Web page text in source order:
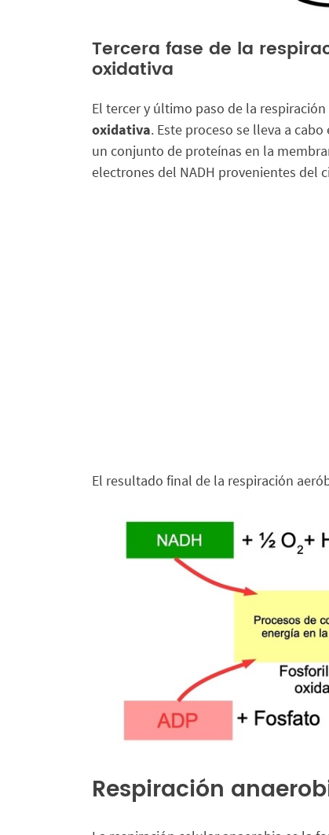
Tercera fase de la
oxidativa
El tercer y último paso de la
oxidativa. Este proceso se lleva a
un conjunto de proteínas en la
electrones del NADH provenientes del
El resultado final de la respiración
Respiración